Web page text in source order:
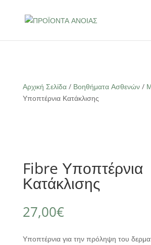
Αρχική Σελίδα/ Βοηθήματα Ασθενών/
Υποπτέρνια Κατάκλισης
Fibre Υποπτέρνια
Κατάκλισης
27,00€
Υποπτέρνια για την πρόληψη του